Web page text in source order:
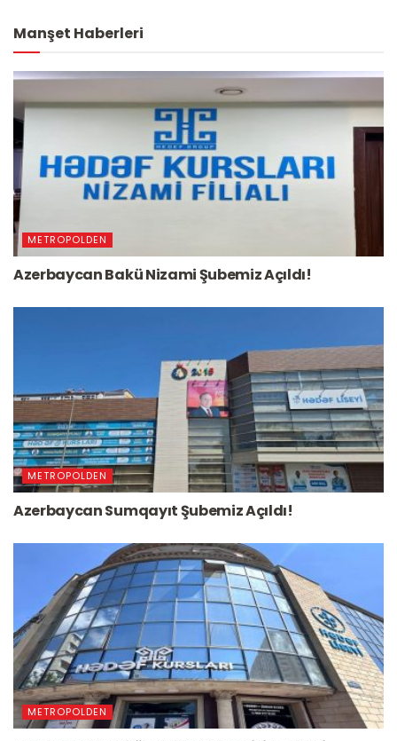
Manşet Haberleri
METROPOLDEN
Azerbaycan Bakü Nizami Şubemiz Açıldı!
METROPOLDEN
Azerbaycan Sumqayıt Şubemiz Açıldı!
METROPOLDEN